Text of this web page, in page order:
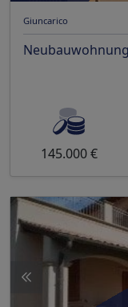
Giuncarico
145.000 €